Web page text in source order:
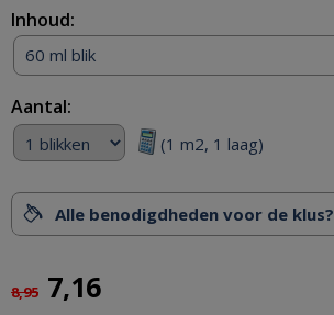
Inhoud:
60 ml blik
Aantal:
(1 m2, 1 laag)
Alle benodigdheden voor de klus?
8,95 7,16